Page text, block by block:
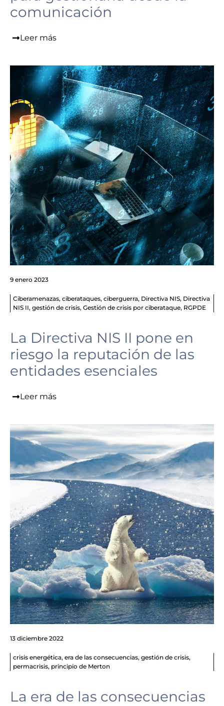
comunicación
Leer más
9 enero 2023
Ciberamenazas, ciberataques, ciberguerra, Directiva NIS, Directiva
NIS II, gestión de crisis, Gestión de crisis por ciberataque, RGPDE
La Directiva NIS II pone en
riesgo la reputación de las
entidades esenciales
Leer más
13 diciembre 2022
crisis energética, era de las consecuencias, gestión de crisis,
permacrisis, principio de Merton
La era de las consecuencias